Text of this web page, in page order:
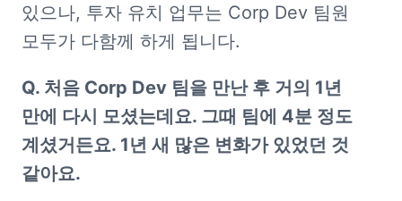
있으나, 투자 유치 업무는 Corp Dev 팀원
모두가 다함께 하게 됩니다.
Q. 처음 Corp Dev 팀을 만난 후 거의 1년
만에 다시 모셨는데요. 그때 팀에 4분 정도
계셨거든요. 1년 새 많은 변화가 있었던 것
같아요.